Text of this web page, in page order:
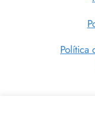
Política